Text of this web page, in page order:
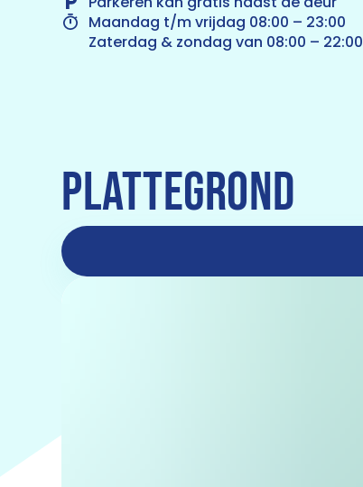
Maandag t/m vrijdag 08:00 – 23:00
Zaterdag & zondag van 08:00 – 22:00
PLATTEGROND